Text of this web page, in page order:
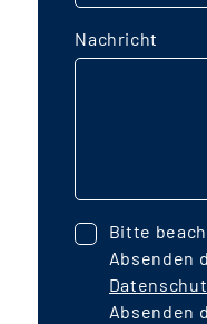
Nachricht
Bitte
Absenden
Absenden